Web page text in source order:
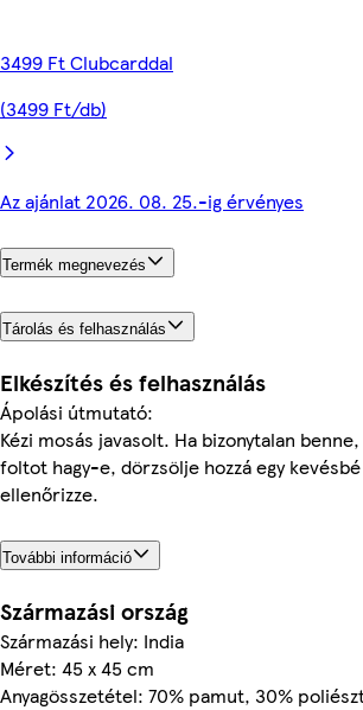
3499 Ft Clubcarddal
(3499 Ft/db)
Az ajánlat 2026. 08. 25.-ig érvényes
Termék megnevezés
Tárolás és felhasználás
Elkészítés és felhasználás
Ápolási útmutató:
Kézi mosás javasolt. Ha bizonytalan
foltot hagy-e, dörzsölje hozzá egy
ellenőrizze.
További információ
Származási ország
Származási hely: India
Méret: 45 x 45 cm
Anyagösszetétel: 70% pamut, 30%